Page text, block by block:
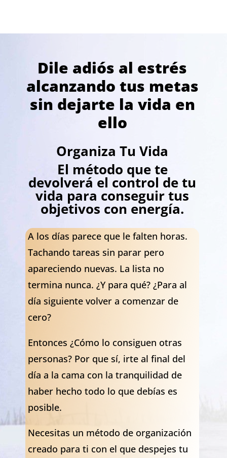
Dile adiós al estrés
alcanzando tus metas
sin dejarte la vida en
ello
Organiza Tu Vida
El método que te
devolverá el control de tu
vida para conseguir tus
objetivos con energía.
A los días parece que le falten horas.
Tachando tareas sin parar pero
apareciendo nuevas. La lista no
termina nunca. ¿Y para qué? ¿Para al
día siguiente volver a comenzar de
cero?
Entonces ¿Cómo lo consiguen otras
personas? Por que sí, irte al final del
día a la cama con la tranquilidad de
haber hecho todo lo que debías es
posible.
Necesitas un método de organización
creado para ti con el que despejes tu